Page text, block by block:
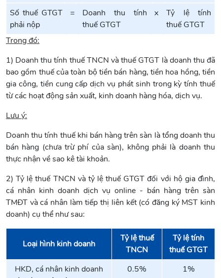
Số thuế GTGT
phải nộp
=
Doanh thu tính
thuế GTGT
x
Tỷ lệ tính
thuế GTGT
Trong đó:
1) Doanh thu tính thuế TNCN và thuế GTGT là doanh thu đã
bao gồm thuế của toàn bộ tiền bán hàng, tiền hoa hồng, tiền
gia công, tiền cung cấp dịch vụ phát sinh trong kỳ tính thuế
từ các hoạt động sản xuất, kinh doanh hàng hóa, dịch vụ.
Lưu ý:
Doanh thu tính thuế khi bán hàng trên sàn là tổng doanh thu
bán hàng (chưa trừ phí của sàn), không phải là doanh thu
thực nhận về sao kê tài khoản.
2) Tỷ lệ thuế TNCN và tỷ lệ thuế GTGT đối với hộ gia đình,
cá nhân kinh doanh dịch vụ online - bán hàng trên sàn
TMĐT và cá nhân làm tiếp thị liên kết (có đăng ký MST kinh
doanh) cụ thể như sau:
Loại hình kinh doanh
Tỷ lệ thuế
TNCN
Tỷ lệ tính
thuế GTGT
HKD, cá nhân kinh doanh
0.5% 1%